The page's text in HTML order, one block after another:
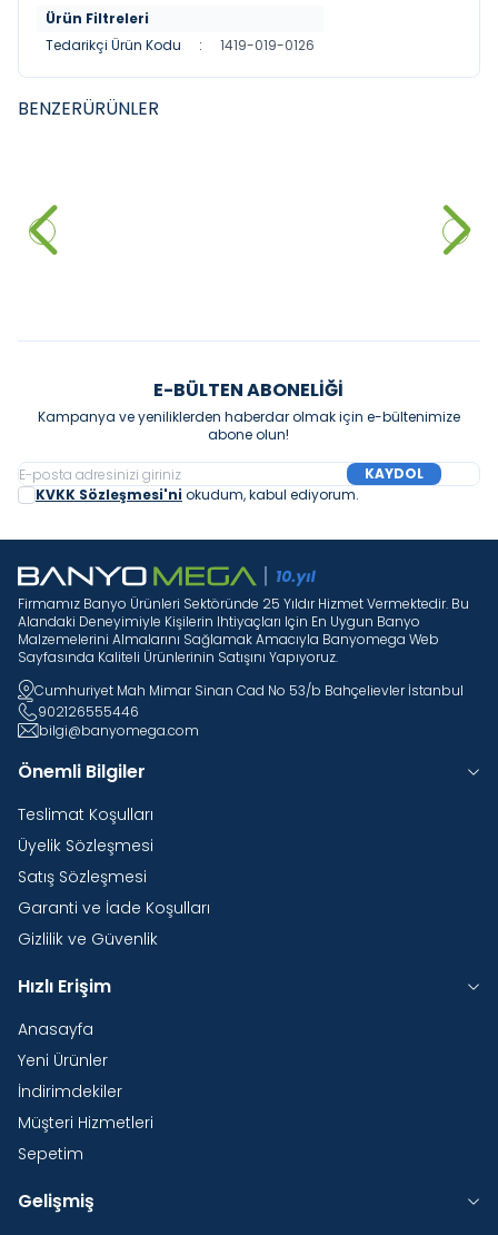
Ürün Filtreleri
Tedarikçi Ürün Kodu
: 1419-019-0126
BENZERÜRÜNLER
Lavabo, 60 cm Parlak Beyaz
28.150,00
Lavabo, 43 cm Parlak Beyaz
E-BÜLTEN ABONELIĞI
Kampanya ve yeniliklerden haberdar olmak için e-bültenimize
abone olun!
KAYDOL
KVKK Sözleşmesi'ni okudum, kabul ediyorum.
Firmamız Banyo Ürünleri Sektöründe 25 Yıldır Hizmet Vermektedir. Bu
Alandaki Deneyimiyle Kişilerin Ihtiyaçları Için En Uygun Banyo
Malzemelerini Almalarını Sağlamak Amacıyla Banyomega Web
Sayfasında Kaliteli Ürünlerinin Satışını Yapıyoruz.
Cumhuriyet Mah Mimar Sinan Cad No 53/b Bahçelievler İstanbul
902126555446
bilgi@banyomega.com
Önemli Bilgiler
Teslimat Koşulları
Üyelik Sözleşmesi
Satış Sözleşmesi
Garanti ve İade Koşulları
Gizlilik ve Güvenlik
Hızlı Erişim
Anasayfa
Yeni Ürünler
İndirimdekiler
Müşteri Hizmetleri
Sepetim
Gelişmiş